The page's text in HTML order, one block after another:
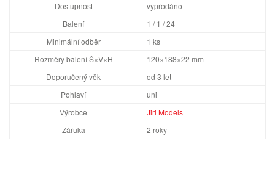
Dostupnost
vyprodáno
Balení
1 / 1 / 24
Minimální odběr
1 ks
Rozměry balení Š×V×H
120×188×22 mm
Doporučený věk
od 3 let
Pohlaví
uni
Výrobce
Jiri Models
Záruka
2 roky